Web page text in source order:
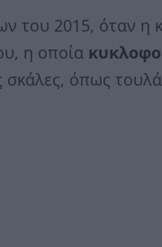
του 2015, όταν η
η οποία
όπως